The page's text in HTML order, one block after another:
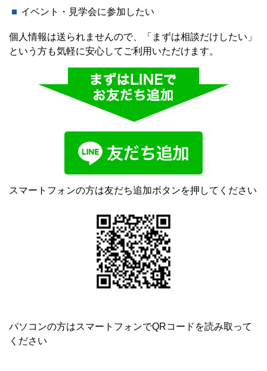
イベント・見学会に参加したい
個人情報は送られませんので、「まずは相談だけしたい」
という方も気軽に安心してご利用いただけます。
スマートフォンの方は友だち追加ボタンを押してください
パソコンの方はスマートフォンでQRコードを読み取って
ください